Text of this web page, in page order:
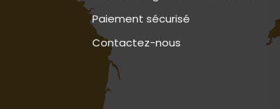
Paiement sécurisé
Contactez-nous